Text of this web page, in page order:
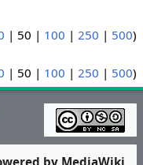
| 50 | 100 | 250 | 500)
| 50 | 100 | 250 | 500)